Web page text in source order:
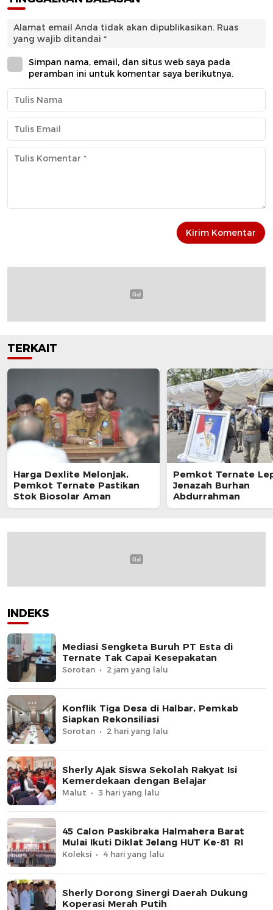
Alamat email Anda tidak akan dipublikasikan. Ruas
yang wajib ditandai *
Simpan nama, email, dan situs web saya pada
peramban ini untuk komentar saya berikutnya.
TERKAIT
Harga Dexlite Melonjak,
Pemkot Ternate Pastikan
Stok Biosolar Aman
Pemkot Ternate
Jenazah Burhan
Abdurrahman
INDEKS
Mediasi Sengketa Buruh PT Esta di
Ternate Tak Capai Kesepakatan
Sorotan 2 jam yang lalu
Konflik Tiga Desa di Halbar, Pemkab
Siapkan Rekonsiliasi
Sorotan 2 hari yang lalu
Sherly Ajak Siswa Sekolah Rakyat Isi
Kemerdekaan dengan Belajar
Malut 3 hari yang lalu
45 Calon Paskibraka Halmahera Barat
Mulai Ikuti Diklat Jelang HUT Ke-81 RI
Koleksi 4 hari yang lalu
Sherly Dorong Sinergi Daerah Dukung
Koperasi Merah Putih